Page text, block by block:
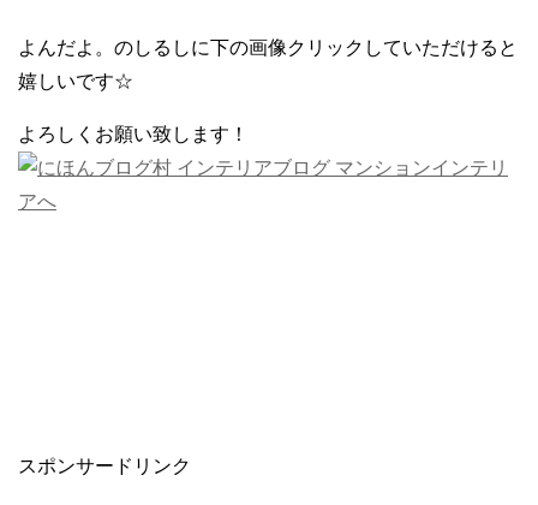
よんだよ。のしるしに下の画像クリックしていただけると
嬉しいです☆
よろしくお願い致します！
スポンサードリンク